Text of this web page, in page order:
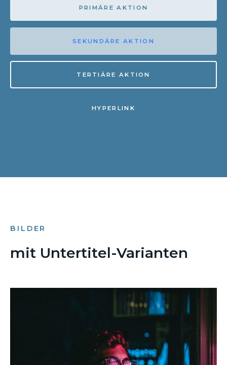
PRIMÄRE AKTION
SEKUNDÄRE AKTION
TERTIÄRE AKTION
HYPERLINK
BILDER
mit Untertitel-Varianten